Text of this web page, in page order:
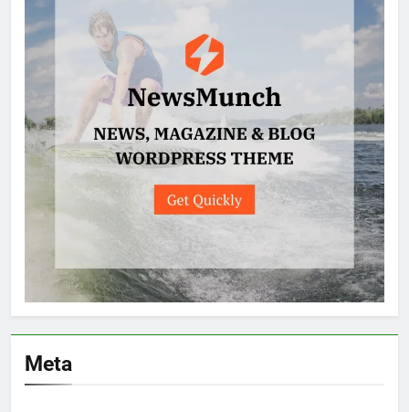
Meta